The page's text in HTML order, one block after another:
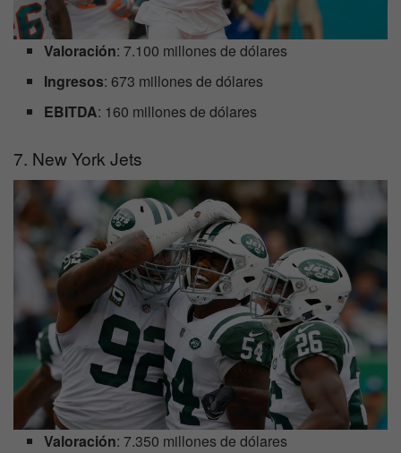
Valoración: 7.100 millones de dólares
Ingresos: 673 millones de dólares
EBITDA: 160 millones de dólares
7. New York Jets
Valoración: 7.350 millones de dólares